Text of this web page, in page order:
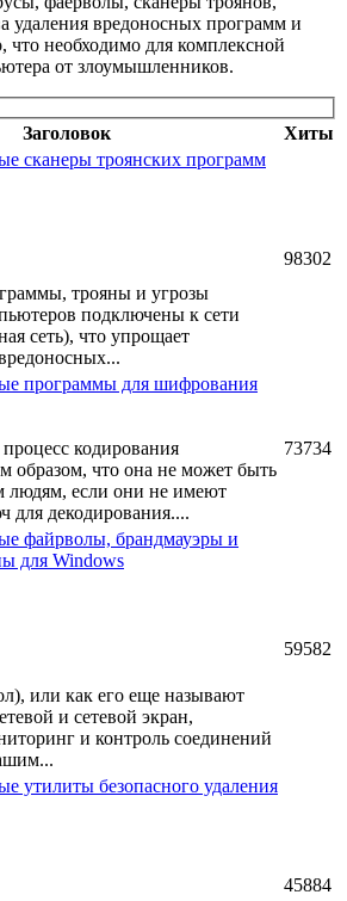
удаления вредоносных программ и
что необходимо для комплексной
от злоумышленников.
Заголовок Хиты
сканеры троянских программ
трояны и угрозы
подключены к сети
сеть), что упрощает
98302
программы для шифрования
кодирования
образом, что она не может быть
людям, если они не имеют
для декодирования....
73734
файрволы, брандмауэры и
для Windows
или как его еще называют
и сетевой экран,
и контроль соединений
59582
утилиты безопасного удаления
45884